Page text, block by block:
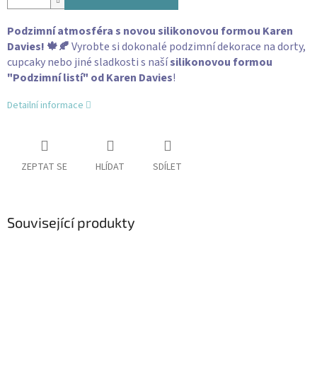
Podzimní atmosféra s novou silikonovou formou Karen
Davies! 🍁🍂Vyrobte si dokonalé podzimní dekorace na dorty,
cupcaky nebo jiné sladkosti s našísilikonovou formou
"Podzimní listí" od Karen Davies!
Detailní informace
ZEPTAT SE HLÍDAT SDÍLET
Související produkty